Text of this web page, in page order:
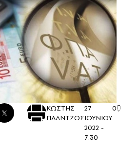
ΚΩΣΤΗΣ
ΠΛΑΝΤΖΟΣ
27
ΙΟΥΝΙΟΥ
2022 -
7:30
0